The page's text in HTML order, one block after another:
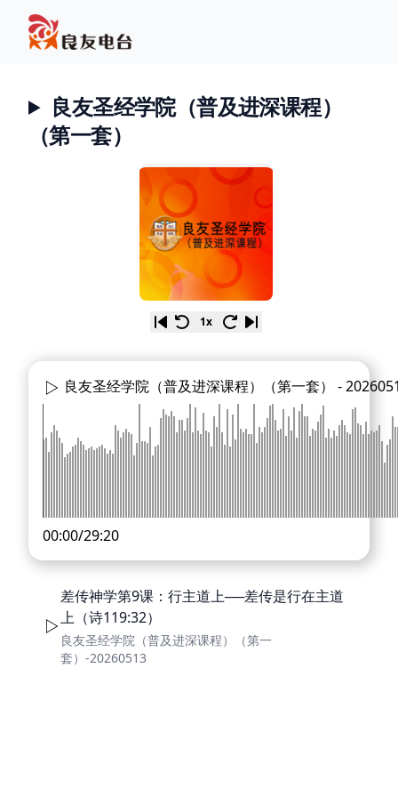
良友圣经学院（普及进深课程）
（第一套）
1x
良友圣经学院（普及进深课程）（第一套） -
00:00/29:20
差传神学第9课：行主道上──差传是行在主道
上（诗119:32）
良友圣经学院（普及进深课程）（第一
套）-20260513